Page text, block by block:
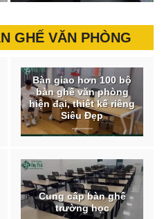
GHẾ VĂN PHÒNG
Bàn giao hơn 100 bộ
bàn ghế văn phòng
hiện đại, thiết kế riêng
Siêu Đẹp
Cung cấp bàn ghế
trường học